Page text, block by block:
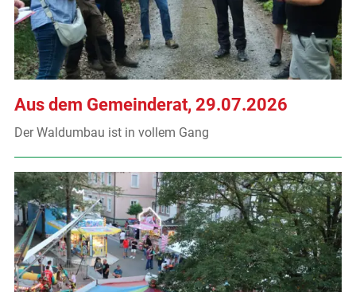
Aus dem Gemeinderat, 29.07.2026
Der Waldumbau ist in vollem Gang